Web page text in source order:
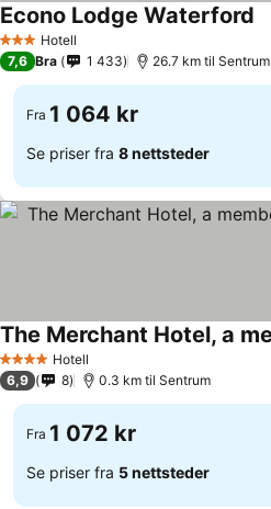
3 StjernerHotell
Econo Lodge Waterford
7,6 Bra 1 433 26.7 km til Sentrum
Fra 1 064 kr
Se priser fra 8 nettsteder
4 StjernerHotell
Se priser
6,9 8 0.3 km til Sentrum
Fra 1 072 kr
Se priser fra 5 nettsteder